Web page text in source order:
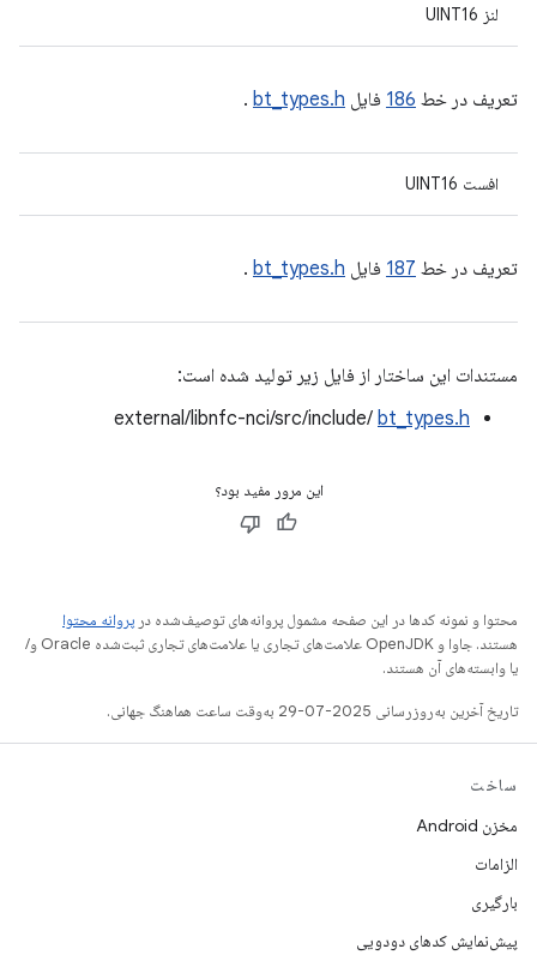
لنز UINT16
تعریف در خط 186 فایل bt_types.h
.
افست UINT16
تعریف در خط 187 فایل bt_types.h
.
مستندات این ساختار از فایل زیر تولید شده است:
external/libnfc-nci/src/include/ bt_types.h
این مرور مفید بود؟
محتوا و نمونه کدها در این صفحه مشمول پروانه‌های توصیف‌شده در پروانه محتوا
هستند. جاوا و OpenJDK علامت‌های تجاری یا علامت‌های تجاری ثبت‌شده Oracle و/
یا وابسته‌های آن هستند.
تاریخ آخرین به‌روزرسانی 2025-07-29 به‌وقت ساعت هماهنگ جهانی.
ساخت
مخزن Android
الزامات
بارگیری
پیش‌نمایش کدهای دودویی